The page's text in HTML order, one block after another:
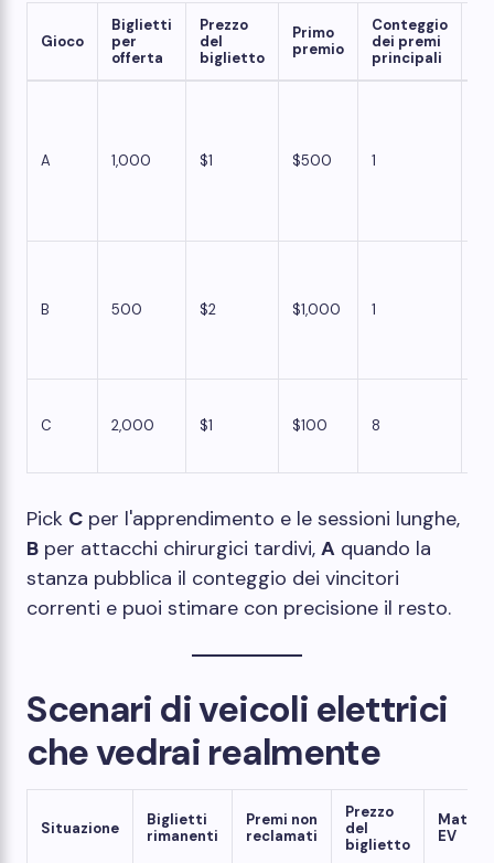
Gioco
Biglietti
per
offerta
Prezzo
del
biglietto
Primo
premio
Conteggio
dei premi
principali
A 1,000 $1 $500 1
B 500 $2 $1,000 1
C 2,000 $1 $100 8
Pick C per l'apprendimento e le sessioni lunghe,
B per attacchi chirurgici tardivi, A quando la
stanza pubblica il conteggio dei vincitori
correnti e puoi stimare con precisione il resto.
Scenari di veicoli elettrici
che vedrai realmente
Situazione
Biglietti
rimanenti
Premi non
reclamati
Prezzo
del
biglietto
EV